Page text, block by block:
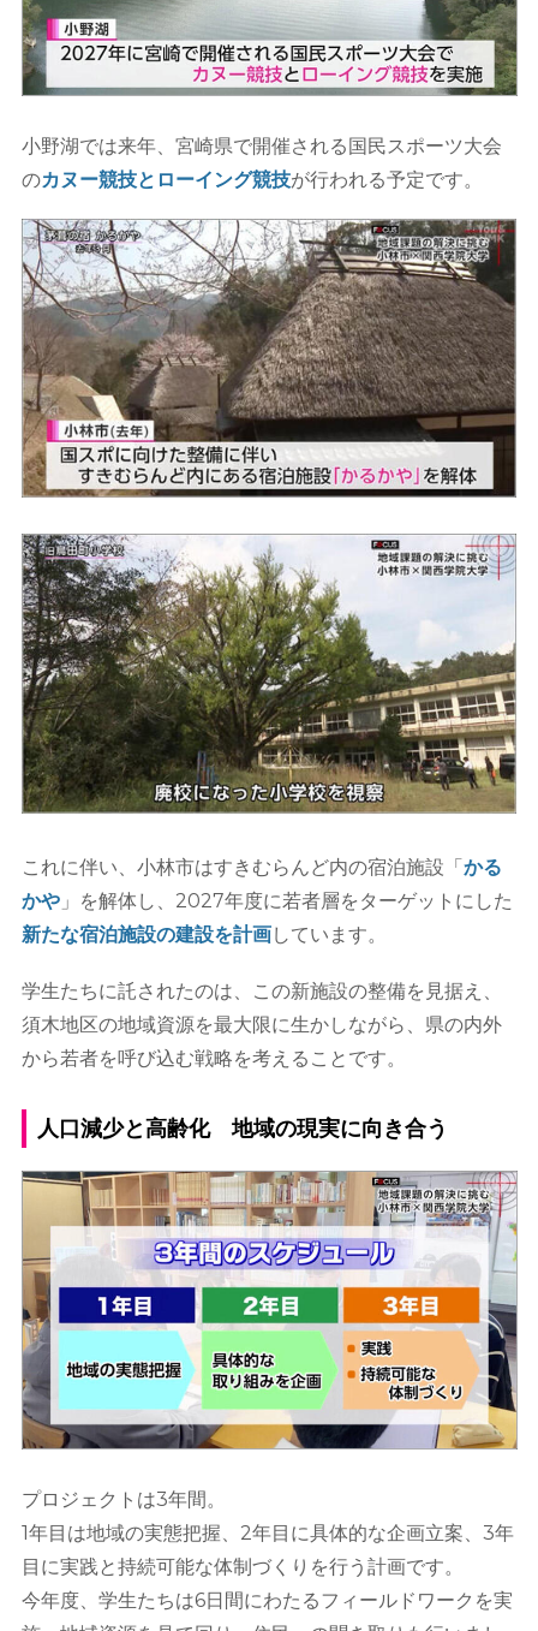
小野湖では来年、宮崎県で開催される国民スポーツ大会
のカヌー競技とローイング競技が行われる予定です。
これに伴い、小林市はすきむらんど内の宿泊施設「かる
かや」を解体し、2027年度に若者層をターゲットにした
新たな宿泊施設の建設を計画しています。
学生たちに託されたのは、この新施設の整備を見据え、
須木地区の地域資源を最大限に生かしながら、県の内外
から若者を呼び込む戦略を考えることです。
人口減少と高齢化 地域の現実に向き合う
プロジェクトは3年間。
1年目は地域の実態把握、2年目に具体的な企画立案、3年
目に実践と持続可能な体制づくりを行う計画です。
今年度、学生たちは6日間にわたるフィールドワークを実